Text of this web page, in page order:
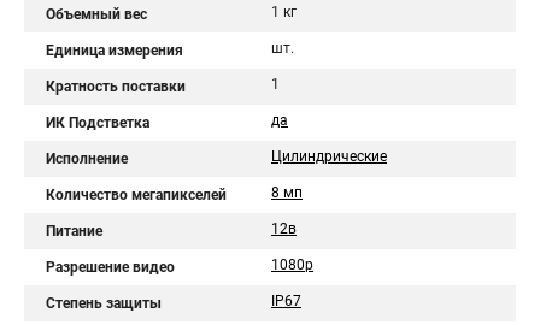
Объемный вес 1 кг
Единица измерения шт.
Кратность поставки 1
ИК Подстветка да
Исполнение Цилиндрические
Количество мегапикселей 8 мп
Питание 12в
Разрешение видео 1080p
Степень защиты IP67